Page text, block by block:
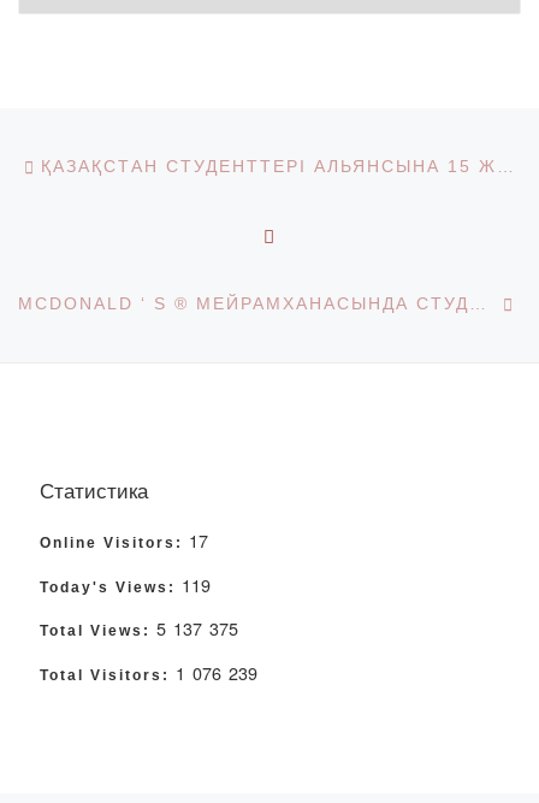
Post navigation
Статистика
Online Visitors: 17
Today's Views: 119
Total Views: 5 137 375
Total Visitors: 1 076 239